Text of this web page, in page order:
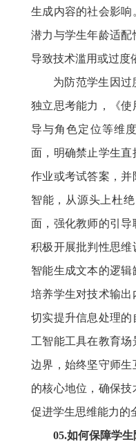
生成内容的社会影响
潜力与学生年龄适配
导致技术滥用或过度
为防范学生因过
独立思考能力，《使
导与角色定位等维
面，明确禁止学生
作业或考试答案，并
智能，从源头上杜
面，强化教师的引导
积极开展批判性思维
智能生成文本的逻辑
培养学生对技术输出
切实提升信息处理的
工智能工具在教育场
边界，始终坚守师生
的核心地位，确保技
促进学生思维能力的
05.如何保障学